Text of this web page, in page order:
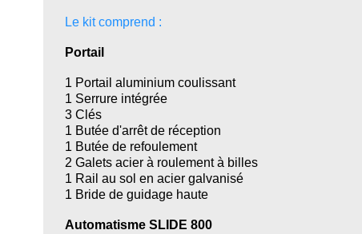
Le kit comprend :
Portail
1 Portail aluminium coulissant
1 Serrure intégrée
3 Clés
1 Butée d'arrêt de réception
1 Butée de refoulement
2 Galets acier à roulement à billes
1 Rail au sol en acier galvanisé
1 Bride de guidage haute
Automatisme SLIDE 800